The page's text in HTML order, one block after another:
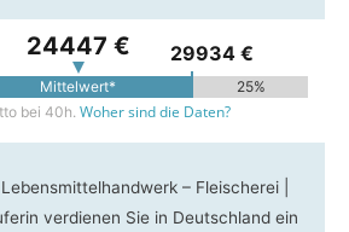
24447 € 29934 €
Mittelwert*
25%
bei 40h. Woher sind die Daten?
– Fleischerei |
verdienen Sie in Deutschland ein